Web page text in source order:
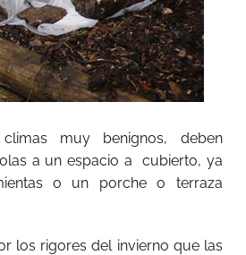
muy benignos, deben
a un espacio a
cubierto, ya
o un porche o terraza
los rigores del invierno que las